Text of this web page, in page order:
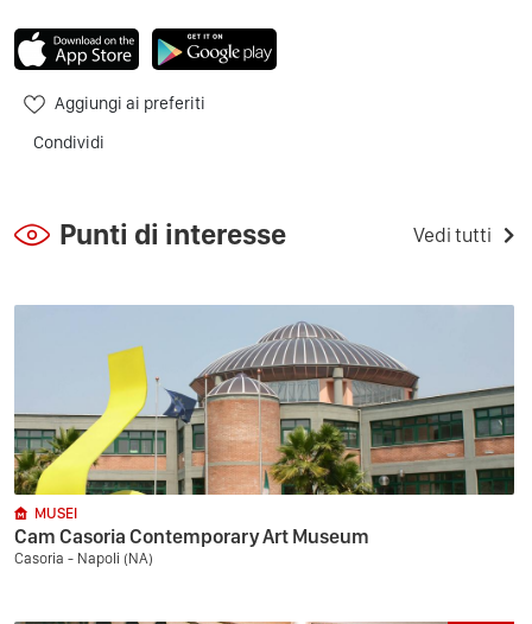
Aggiungi ai preferiti
Condividi
Punti di interesse Vedi tutti
MUSEI
Cam Casoria Contemporary Art Museum
Casoria - Napoli (NA)